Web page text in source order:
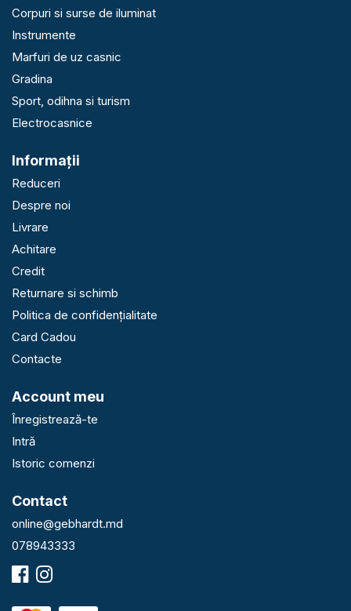
Corpuri si surse de iluminat
Instrumente
Marfuri de uz casnic
Gradina
Sport, odihna si turism
Electrocasnice
Informaţii
Reduceri
Despre noi
Livrare
Achitare
Credit
Returnare si schimb
Politica de confidențialitate
Card Cadou
Contacte
Account meu
Înregistrează-te
Intră
Istoric comenzi
Contact
online@gebhardt.md
078943333